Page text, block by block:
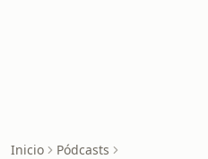
Inicio
Pódcasts